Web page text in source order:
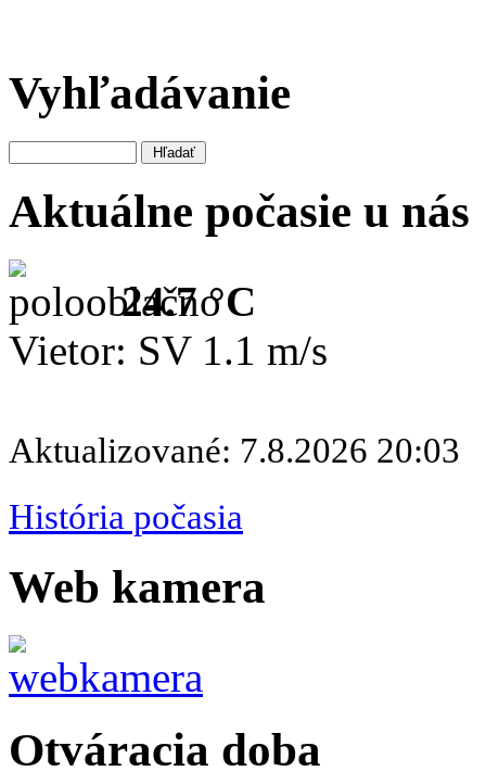
Vyhľadávanie
Aktuálne počasie u nás
24.7 °C
Vietor: SV 1.1 m/s
Aktualizované: 7.8.2026 20:03
História počasia
Web kamera
Otváracia doba